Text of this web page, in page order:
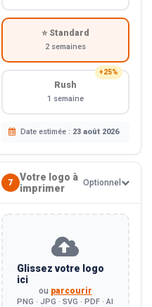
⭐ Standard
2 semaines
+25%
Rush
1 semaine
Date estimée : 23 août 2026
7
Votre logo à
imprimer
Optionnel
Glissez votre logo
ici
ou parcourir
PNG · JPG · SVG · PDF · AI